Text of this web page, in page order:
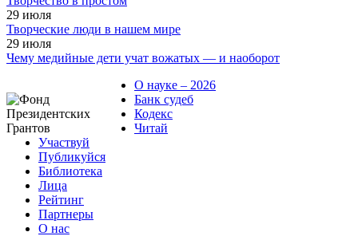
29 июля
Творческие люди в нашем мире
29 июля
Чему медийные дети учат вожатых — и наоборот
О науке – 2026
Банк судеб
Кодекс
Читай
Участвуй
Публикуйся
Библиотека
Лица
Рейтинг
Партнеры
О нас